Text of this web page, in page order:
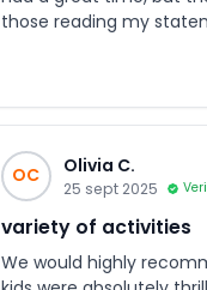
those reading my
OC Olivia C.
25 sept 2025
variety of activities
We would highly